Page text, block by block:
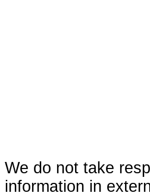
We do not take
information in